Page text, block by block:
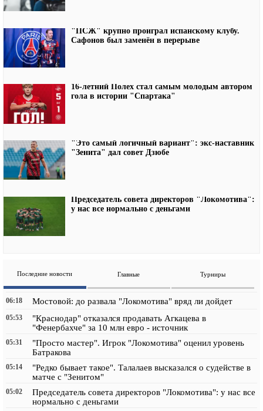
"ПСЖ" крупно проиграл испанскому клубу.
Сафонов был заменён в перерыве
16-летний Полех стал самым молодым автором
гола в истории "Спартака"
"Это самый логичный вариант": экс-наставник
"Зенита" дал совет Дзюбе
Председатель совета директоров "Локомотива":
у нас все нормально с деньгами
Последние новости Главные Турниры
06:18 Мостовой: до развала "Локомотива" вряд ли дойдет
05:53
"Краснодар" отказался продавать Агкацева в
"Фенербахче" за 10 млн евро - источник
05:31
"Просто мастер". Игрок "Локомотива" оценил уровень
Батракова
05:14
"Редко бывает такое". Талалаев высказался о судействе в
матче с "Зенитом"
05:02
Председатель совета директоров "Локомотива": у нас все
нормально с деньгами